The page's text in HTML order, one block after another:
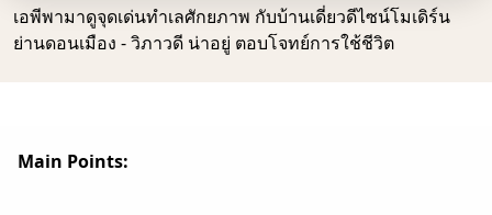
เอพีพามาดูจุดเด่นทำเลศักยภาพ กับบ้านเดี่ยวดีไซน์โมเดิร์น
ย่านดอนเมือง - วิภาวดี น่าอยู่ ตอบโจทย์การใช้ชีวิต
Main Points: